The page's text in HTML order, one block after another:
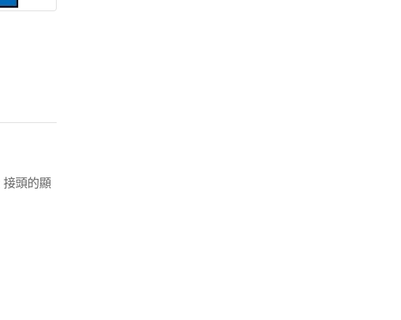
接頭的顯